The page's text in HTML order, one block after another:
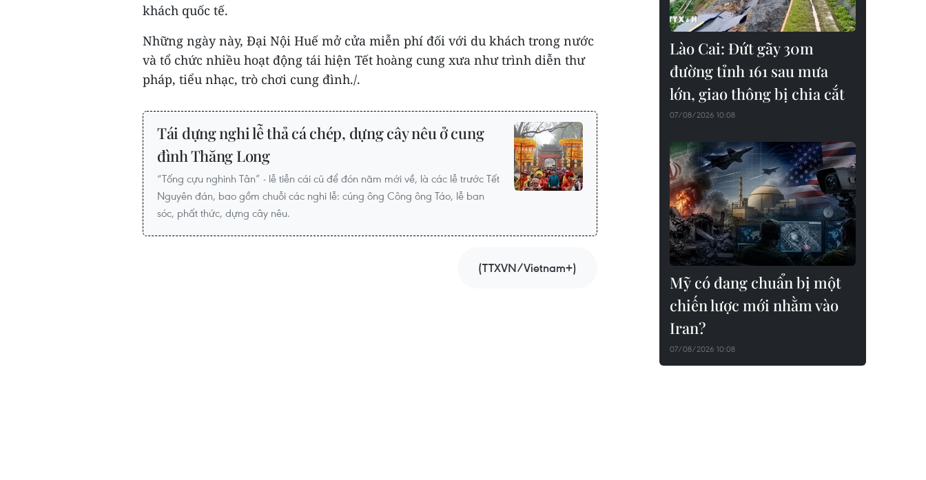
khách quốc tế.
Những ngày này, Đại Nội Huế mở cửa miễn phí đối với du khách trong nước
và tổ chức nhiều hoạt động tái hiện Tết hoàng cung xưa như trình diễn thư
pháp, tiểu nhạc, trò chơi cung đình./.
Tái dựng nghi lễ thả cá chép, dựng cây nêu ở cung
đình Thăng Long
“Tống cựu nghinh Tân” - lễ tiễn cái cũ để đón năm mới về, là các lễ trước Tết
Nguyên đán, bao gồm chuỗi các nghi lễ: cúng ông Công ông Táo, lễ ban
sóc, phất thức, dựng cây nêu.
(TTXVN/Vietnam+)
Lào Cai: Đứt gãy 30m
đường tỉnh 161 sau mưa
lớn, giao thông bị chia cắt
07/08/2026 10:08
Mỹ có đang chuẩn bị một
chiến lược mới nhằm vào
Iran?
07/08/2026 10:08